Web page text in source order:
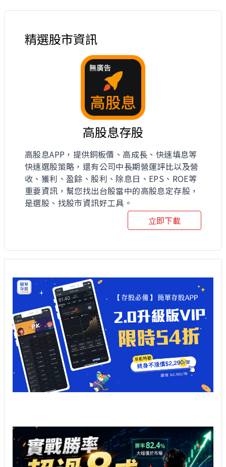
精選股市資訊
高股息存股
高股息APP，提供銅板價、高成長、快速填息等
快速選股策略，還有公司中長期營運評比以及營
收、獲利、盈餘、股利、除息日、EPS、ROE等
重要資訊，幫您找出台股當中的高股息定存股，
是選股、找股市資訊好工具。
立即下載